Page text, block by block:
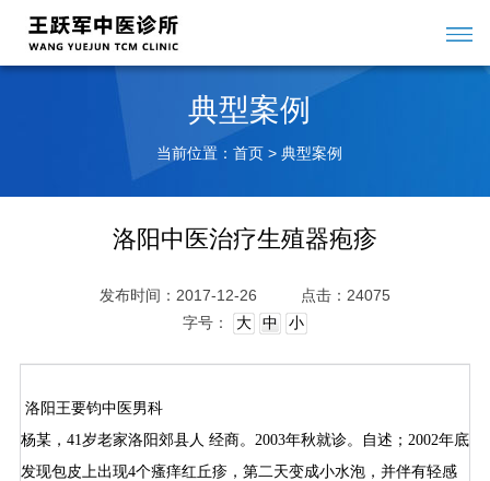
典型案例
当前位置：首页 >典型案例
洛阳中医治疗生殖器疱疹
发布时间：2017-12-26
点击：24075
字号：
大 中 小
洛阳王要钧中医男科
杨某，41岁老家洛阳郊县人 经商。2003年秋就诊。自述；2002年底
发现包皮上出现4个瘙痒红丘疹，第二天变成小水泡，并伴有轻感